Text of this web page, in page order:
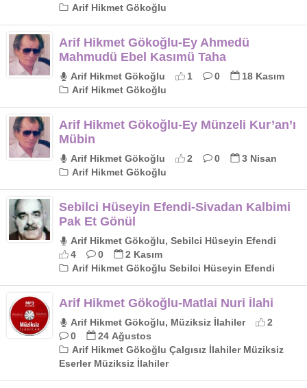
Arif Hikmet Gökoğlu
Arif Hikmet Gökoğlu-Ey Ahmedü
Mahmudü Ebel Kasımü Taha
Arif Hikmet Gökoğlu 1 0
18 Kasım
Arif Hikmet Gökoğlu
Arif Hikmet Gökoğlu-Ey Münzeli Kur’an’ı
Mübin
Arif Hikmet Gökoğlu 2 0
3 Nisan
Arif Hikmet Gökoğlu
Sebilci Hüseyin Efendi-Sivadan Kalbimi
Pak Et Gönül
Arif Hikmet Gökoğlu, Sebilci Hüseyin Efendi
4
0
2 Kasım
Arif Hikmet Gökoğlu Sebilci Hüseyin Efendi
Arif Hikmet Gökoğlu-Matlai Nuri İlahi
Arif Hikmet Gökoğlu, Müziksiz İlahiler
2
0
24 Ağustos
Arif Hikmet Gökoğlu Çalgısız İlahiler Müziksiz
Eserler Müziksiz İlahiler